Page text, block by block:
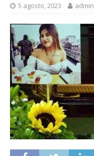
5 agosto, 2023 admin